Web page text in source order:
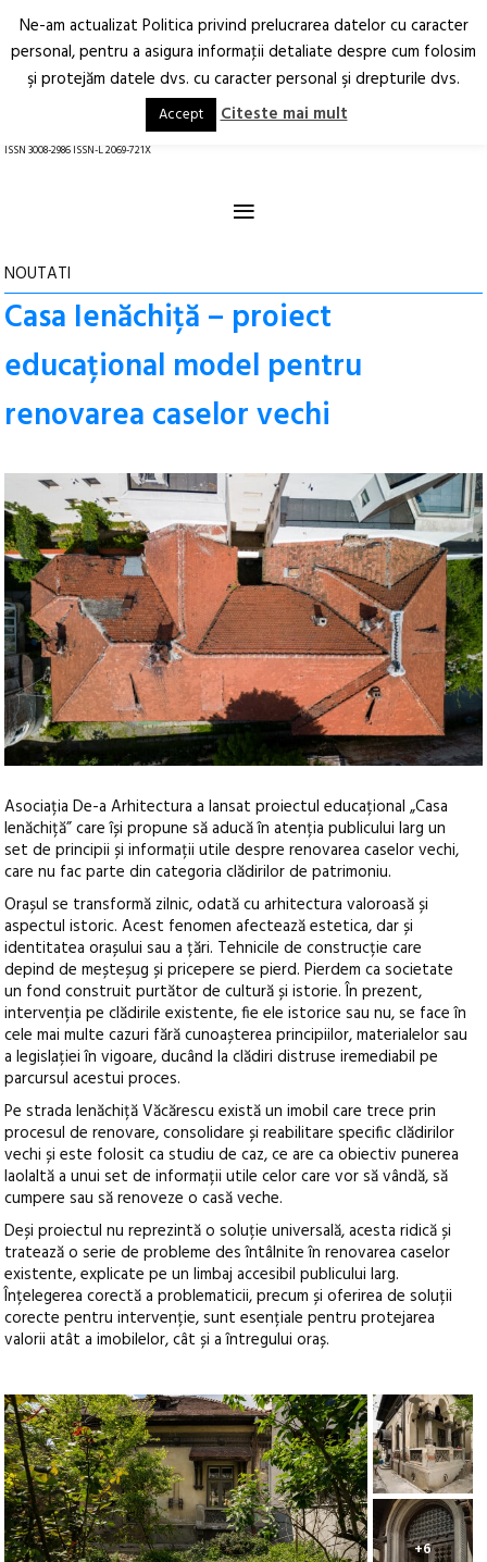
Arhitectură.
Oraș.
RO EN
ISSN 3008-2986 ISSN-L 2069-721X
≡
NOUTATI
Casa Ienăchiță – proiect
educațional model pentru
renovarea caselor vechi
Asociația De-a Arhitectura a lansat proiectul educațional „Casa
Ienăchiță” care își propune să aducă în atenția publicului larg un
set de principii și informații utile despre renovarea caselor vechi,
care nu fac parte din categoria clădirilor de patrimoniu.
Orașul se transformă zilnic, odată cu arhitectura valoroasă și
aspectul istoric. Acest fenomen afectează estetica, dar și
identitatea orașului sau a țări. Tehnicile de construcție care
depind de meșteșug și pricepere se pierd. Pierdem ca societate
un fond construit purtător de cultură și istorie. În prezent,
intervenția pe clădirile existente, fie ele istorice sau nu, se face în
cele mai multe cazuri fără cunoașterea principiilor, materialelor sau
a legislației în vigoare, ducând la clădiri distruse iremediabil pe
parcursul acestui proces.
Pe strada Ienăchiță Văcărescu există un imobil care trece prin
procesul de renovare, consolidare și reabilitare specific clădirilor
vechi și este folosit ca studiu de caz, ce are ca obiectiv punerea
laolaltă a unui set de informații utile celor care vor să vândă, să
cumpere sau să renoveze o casă veche.
Deși proiectul nu reprezintă o soluție universală, acesta ridică și
tratează o serie de probleme des întâlnite în renovarea caselor
existente, explicate pe un limbaj accesibil publicului larg.
Înțelegerea corectă a problematicii, precum și oferirea de soluții
corecte pentru intervenție, sunt esențiale pentru protejarea
valorii atât a imobilelor, cât și a întregului oraș.
+6
Ne-am actualizat Politica privind prelucrarea datelor cu caracter
personal, pentru a asigura informaţii detaliate despre cum folosim
şi protejăm datele dvs. cu caracter personal şi drepturile dvs.
Accept Citeste mai mult